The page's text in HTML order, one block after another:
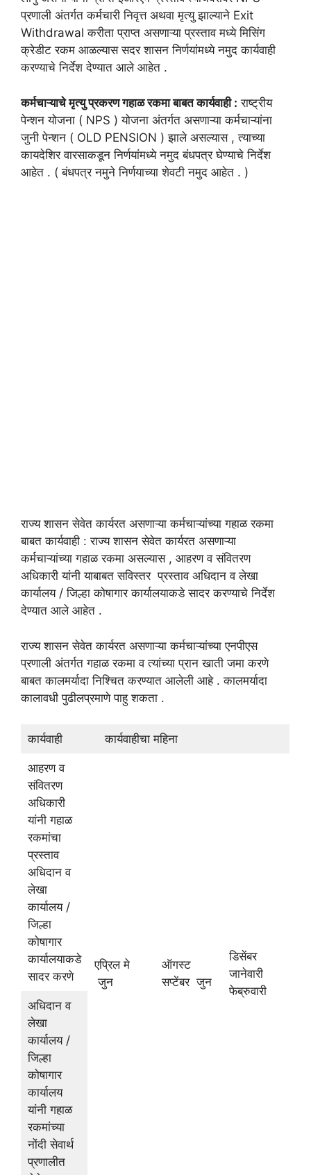
प्रणाली अंतर्गत कर्मचारी निवृत्त अथवा मृत्यु झाल्याने Exit
Withdrawal करीता प्राप्त असणाऱ्या प्रस्ताव मध्ये मिसिंग
क्रेडीट रकम आळल्यास सदर शासन निर्णयांमध्ये नमुद कार्यवाही
करण्याचे निर्देश देण्यात आले आहेत .
कर्मचाऱ्याचे मृत्यु प्रकरण गहाळ रकमा बाबत कार्यवाही : राष्ट्रीय
पेन्शन योजना ( NPS ) योजना अंतर्गत असणाऱ्या कर्मचाऱ्यांना
जुनी पेन्शन ( OLD PENSION ) झाले असल्यास , त्याच्या
कायदेशिर वारसाकडून निर्णयांमध्ये नमुद बंधपत्र घेण्याचे निर्देश
आहेत . ( बंधपत्र नमुने निर्णयाच्या शेवटी नमुद आहेत . )
राज्य शासन सेवेत कार्यरत असणाऱ्या कर्मचाऱ्यांच्या गहाळ रकमा
बाबत कार्यवाही : राज्य शासन सेवेत कार्यरत असणाऱ्या
कर्मचाऱ्यांच्या गहाळ रकमा असल्यास , आहरण व संवितरण
अधिकारी यांनी याबाबत सविस्तर प्रस्ताव अधिदान व लेखा
कार्यालय / जिल्हा कोषागार कार्यालयाकडे सादर करण्याचे निर्देश
देण्यात आले आहेत .
राज्य शासन सेवेत कार्यरत असणाऱ्या कर्मचाऱ्यांच्या एनपीएस
प्रणाली अंतर्गत गहाळ रकमा व त्यांच्या प्रान खाती जमा करणे
बाबत कालमर्यादा निश्चित करण्यात आलेली आहे . कालमर्यादा
कालावधी पुढीलप्रमाणे पाहु शकता .
कार्यवाही कार्यवाहीचा महिना
आहरण व
संवितरण
अधिकारी
यांनी गहाळ
रकमांचा
प्रस्ताव
अधिदान व
लेखा
कार्यालय /
जिल्हा
कोषागार
कार्यालयाकडे
सादर करणे
एप्रिल मे
जुन
ऑगस्ट
सप्टेंबर जुन
डिसेंबर
जानेवारी
फेब्रुवारी
अधिदान व
लेखा
कार्यालय /
जिल्हा
कोषागार
कार्यालय
यांनी गहाळ
रकमांच्या
नोंदी सेवार्थ
प्रणालीत